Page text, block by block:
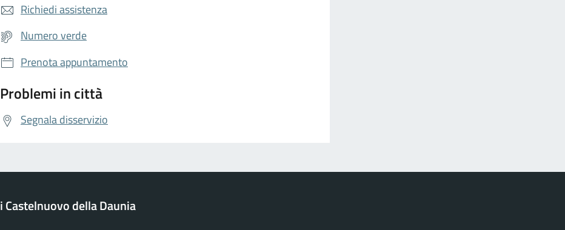
Richiedi assistenza
Numero verde
Prenota appuntamento
Problemi in città
Segnala disservizio
Castelnuovo della Daunia